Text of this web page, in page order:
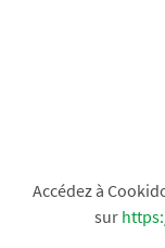
Accédez à
sur